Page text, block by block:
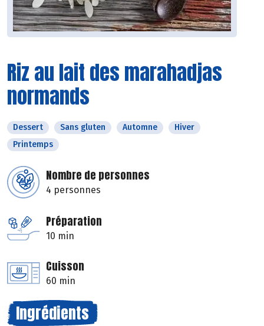
Riz au lait des marahadjas
normands
Dessert Sans gluten Automne
Hiver
Printemps
Nombre de personnes
4 personnes
Préparation
10 min
Cuisson
60 min
Ingrédients